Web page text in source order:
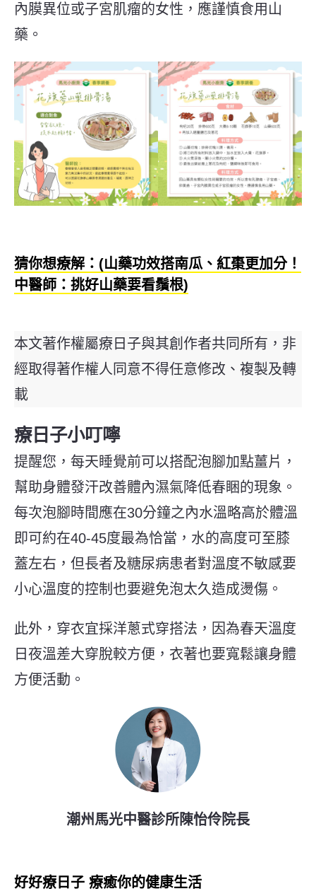
內膜異位或子宮肌瘤的女性，應謹慎食用山
藥。
猜你想療解：(山藥功效搭南瓜、紅棗更加分！
中醫師：挑好山藥要看鬚根)
本文著作權屬療日子與其創作者共同所有，非
經取得著作權人同意不得任意修改、複製及轉
載
療日子小叮嚀
提醒您， 每天睡覺前可以搭配泡腳加點薑片，
幫助身體發汗改善體內濕氣降低春睏的現象。
每次泡腳時間應在30分鐘之內水溫略高於體溫
即可約在40-45度最為恰當，水的高度可至膝
蓋左右，但長者及糖尿病患者對溫度不敏感要
小心溫度的控制也要避免泡太久造成燙傷。
此外，穿衣宜採洋蔥式穿搭法，因為春天溫度
日夜溫差大穿脫較方便，衣著也要寬鬆讓身體
方便活動。
潮州馬光中醫診所陳怡伶院長
好好療日子 療癒你的健康生活